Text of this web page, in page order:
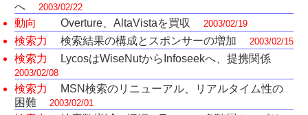
へ
2003/02/22
動向 Overture、AltaVistaを買収 2003/02/19
検索力 検索結果の構成とスポンサーの増加 2003/02/15
検索力 LycosはWiseNutからInfoseekへ、提携関係
2003/02/08
検索力
MSN検索のリニューアル、リアルタイム性の
困難
2003/02/01